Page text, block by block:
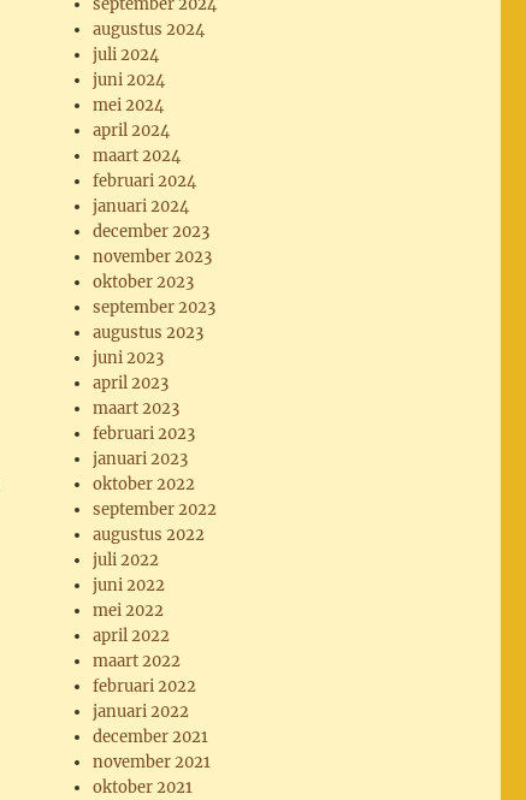
september 2024
augustus 2024
juli 2024
juni 2024
mei 2024
april 2024
maart 2024
februari 2024
januari 2024
december 2023
november 2023
oktober 2023
september 2023
augustus 2023
juni 2023
april 2023
maart 2023
februari 2023
januari 2023
oktober 2022
september 2022
augustus 2022
juli 2022
juni 2022
mei 2022
april 2022
maart 2022
februari 2022
januari 2022
december 2021
november 2021
oktober 2021